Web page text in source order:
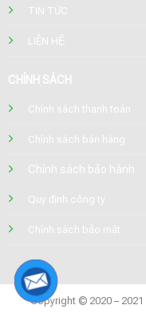
TIN TỨC
LIÊN HỆ
CHÍNH SÁCH
Chính sách thanh toán
Chính sách bán hàng
Chính sách bảo hành
Quy định công ty
Chính sách bảo mật
Copyright © 2020 – 2021